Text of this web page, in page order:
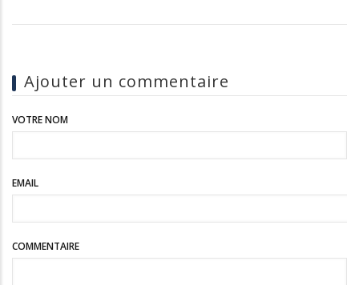
Ajouter un commentaire
VOTRE NOM
EMAIL
COMMENTAIRE